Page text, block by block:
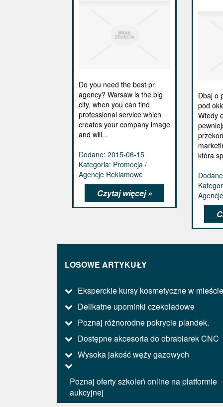
Do you need the best pr
agency? Warsaw is the big
city, when you can find
professional service which
creates your company image
and will...
Dodane: 2015-06-15
Kategoria: Promocja /
Agencje Reklamowe
Czytaj więcej »
Dbaj o
pod
Wtedy
która
LOSOWE ARTYKUŁY
Eksperckie kursy kosmetyczne w mieście
Delikatne upominki czekoladowe
Poznaj różnorodne pokrycie plandek.
Dostępne akcesoria do obrabiarek CNC
Wysoka jakość węży gazowych
Poznaj oferty szkoleń online na platformie
aukcyjnej